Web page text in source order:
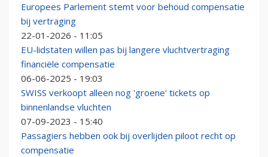
Europees Parlement stemt voor behoud compensatie
bij vertraging
22-01-2026 - 11:05
EU-lidstaten willen pas bij langere vluchtvertraging
financiële compensatie
06-06-2025 - 19:03
SWISS verkoopt alleen nog 'groene' tickets op
binnenlandse vluchten
07-09-2023 - 15:40
Passagiers hebben ook bij overlijden piloot recht op
compensatie